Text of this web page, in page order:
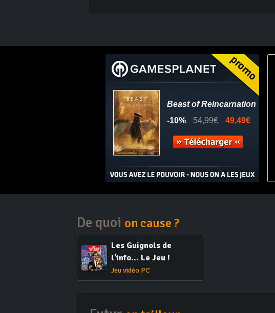
De quoi on cause ?
Les Guignols de
l'info... Le Jeu !
Jeu vidéo PC